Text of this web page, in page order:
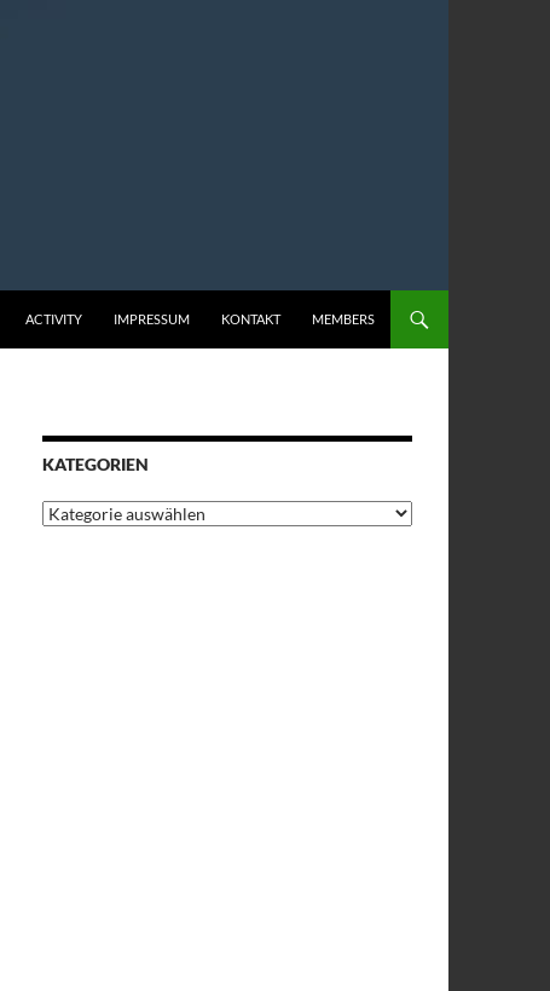
ACTIVITY IMPRESSUM KONTAKT MEMBERS
KATEGORIEN
Kategorien